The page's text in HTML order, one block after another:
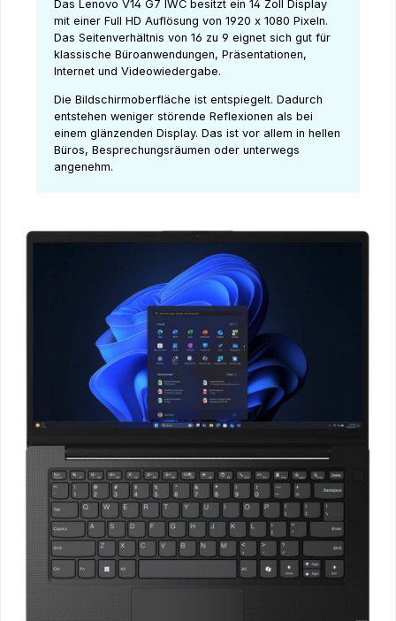
Das Lenovo V14 G7 IWC besitzt ein 14 Zoll Display
mit einer Full HD Auflösung von 1920 x 1080 Pixeln.
Das Seitenverhältnis von 16 zu 9 eignet sich gut für
klassische Büroanwendungen, Präsentationen,
Internet und Videowiedergabe.
Die Bildschirmoberfläche ist entspiegelt. Dadurch
entstehen weniger störende Reflexionen als bei
einem glänzenden Display. Das ist vor allem in hellen
Büros, Besprechungsräumen oder unterwegs
angenehm.